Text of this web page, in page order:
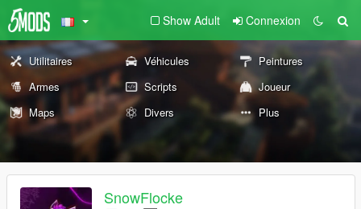
Show Adult Connexion
Utilitaires Véhicules
Peintures
Armes
Scripts
Joueur
Maps
Divers Plus
SnowFlocke